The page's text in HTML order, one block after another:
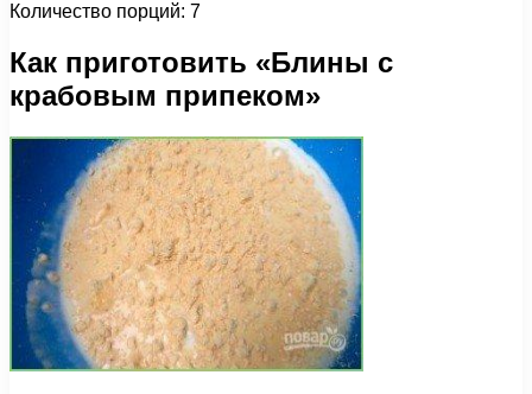
Количество порций: 7
Как приготовить «Блины с
крабовым припеком»